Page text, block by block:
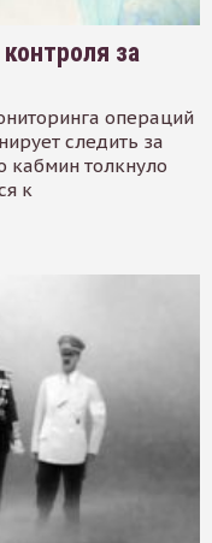
за
операций
следить за
кабмин толкнуло
к